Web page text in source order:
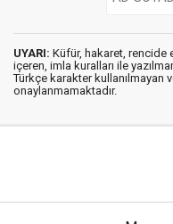
UYARI: Küfür, hakaret, rencide
içeren, imla kuralları ile
Türkçe karakter kullanılmayan
onaylanmamaktadır.